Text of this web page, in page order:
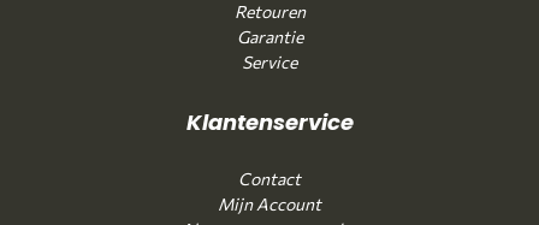
Retouren
Garantie
Service
Klantenservice
Contact
Mijn Account